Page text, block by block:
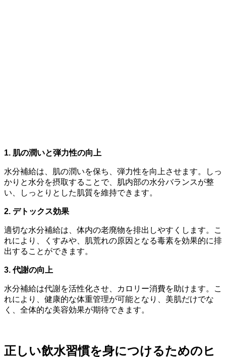
1. 肌の潤いと弾力性の向上
水分補給は、肌の潤いを保ち、弾力性を向上させます。しっ
かりと水分を摂取することで、肌内部の水分バランスが整
い、しっとりとした肌質を維持できます。
2. デトックス効果
適切な水分補給は、体内の老廃物を排出しやすくします。こ
れにより、くすみや、肌荒れの原因となる毒素を効果的に排
出することができます。
3. 代謝の向上
水分補給は代謝を活性化させ、カロリー消費を助けます。こ
れにより、健康的な体重管理が可能となり、美肌だけでな
く、全体的な美容効果が期待できます。
正しい飲水習慣を身につけるためのヒ